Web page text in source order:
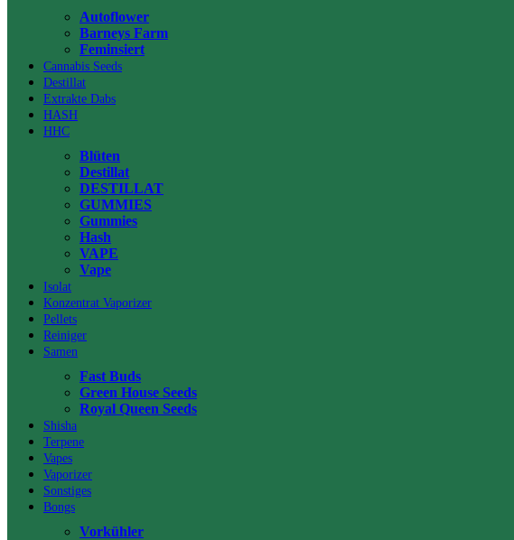
Autoflower
Barneys Farm
Feminsiert
Cannabis Seeds
Destillat
Extrakte Dabs
HASH
HHC
Blüten
Destillat
DESTILLAT
GUMMIES
Gummies
Hash
VAPE
Vape
Isolat
Konzentrat Vaporizer
Pellets
Reiniger
Samen
Fast Buds
Green House Seeds
Royal Queen Seeds
Shisha
Terpene
Vapes
Vaporizer
Sonstiges
Bongs
Vorkühler